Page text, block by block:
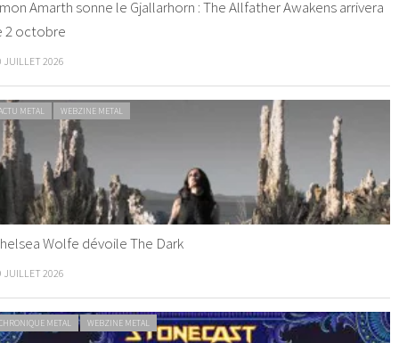
Amarth sonne le Gjallarhorn : The Allfather Awakens arrivera
2 octobre
JUILLET 2026
METAL WEBZINE METAL
Wolfe dévoile The Dark
JUILLET 2026
METAL WEBZINE METAL